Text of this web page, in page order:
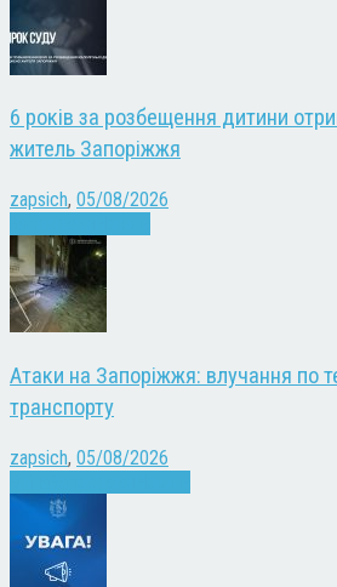
6 років за розбещення дитини
житель Запоріжжя
zapsich, 05/08/2026
Атаки на Запоріжжя: влучання по
транспорту
zapsich, 05/08/2026